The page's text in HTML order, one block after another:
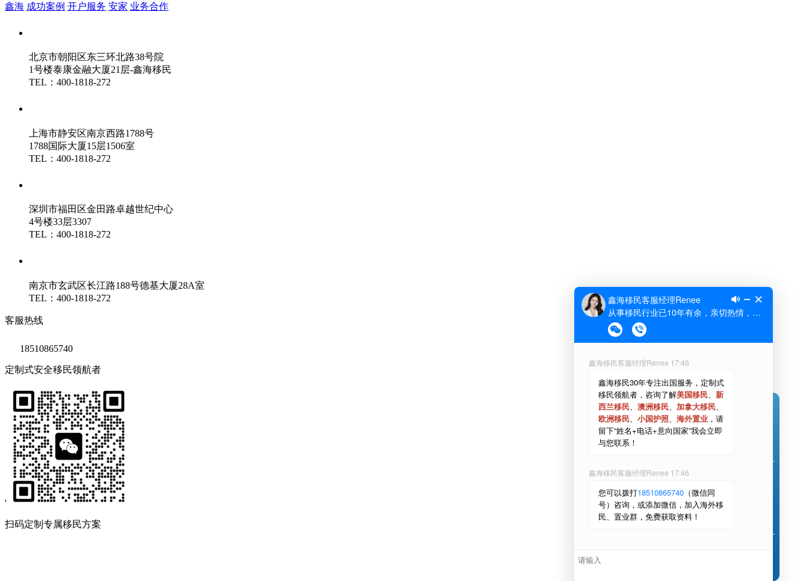
鑫海 成功案例 开户服务 安家 业务合作
北京市朝阳区东三环北路38号院
1号楼泰康金融大厦21层-鑫海移民
TEL：400-1818-272
上海市静安区南京西路1788号
1788国际大厦15层1506室
TEL：400-1818-272
深圳市福田区金田路卓越世纪中心
4号楼33层3307
TEL：400-1818-272
南京市玄武区长江路188号德基大厦28A室
TEL：400-1818-272
客服热线
18510865740
定制式安全移民领航者
'
扫码定制专属移民方案